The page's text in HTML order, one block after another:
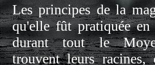
Les principes de la
qu'elle fût pratiquée en
durant tout le
trouvent leurs racines,